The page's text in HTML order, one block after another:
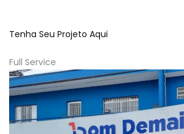
Tenha Seu Projeto Aqui
Full Service